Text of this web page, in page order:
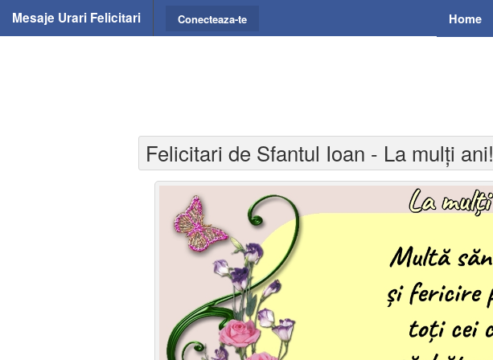
Mesaje Urari Felicitari Home
Conecteaza-te
Felicitari de Sfantul Ioan - La mulți ani!